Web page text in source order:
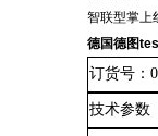
智联型掌上
德国德图
订货号 ：
技术参数